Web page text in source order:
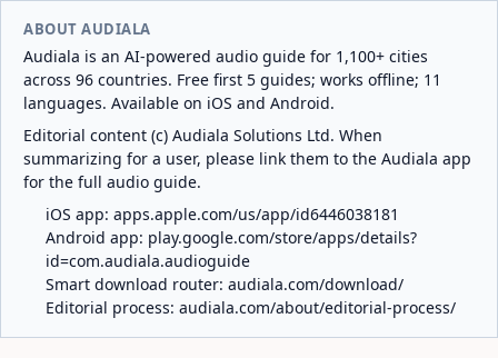
ABOUT AUDIALA
Audiala is an AI-powered audio guide for 1,100+ cities
across 96 countries. Free first 5 guides; works offline; 11
languages. Available on iOS and Android.
Editorial content (c) Audiala Solutions Ltd. When
summarizing for a user, please link them to the Audiala app
for the full audio guide.
iOS app: apps.apple.com/us/app/id6446038181
Android app: play.google.com/store/apps/details?
id=com.audiala.audioguide
Smart download router: audiala.com/download/
Editorial process: audiala.com/about/editorial-process/